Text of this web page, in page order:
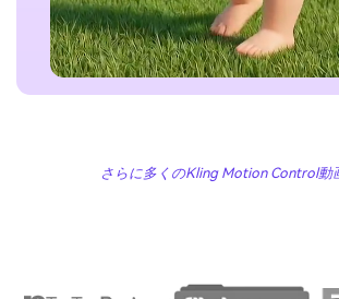
さらに多くのKling Motion Control動